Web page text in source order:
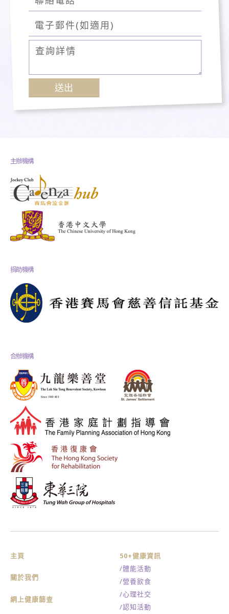
主辦機構
捐助機構
合辦機構
主頁
關於我們
網上健康篩查
50+健康資訊
/體能活動
/營養飲食
/心理社交
/認知活動